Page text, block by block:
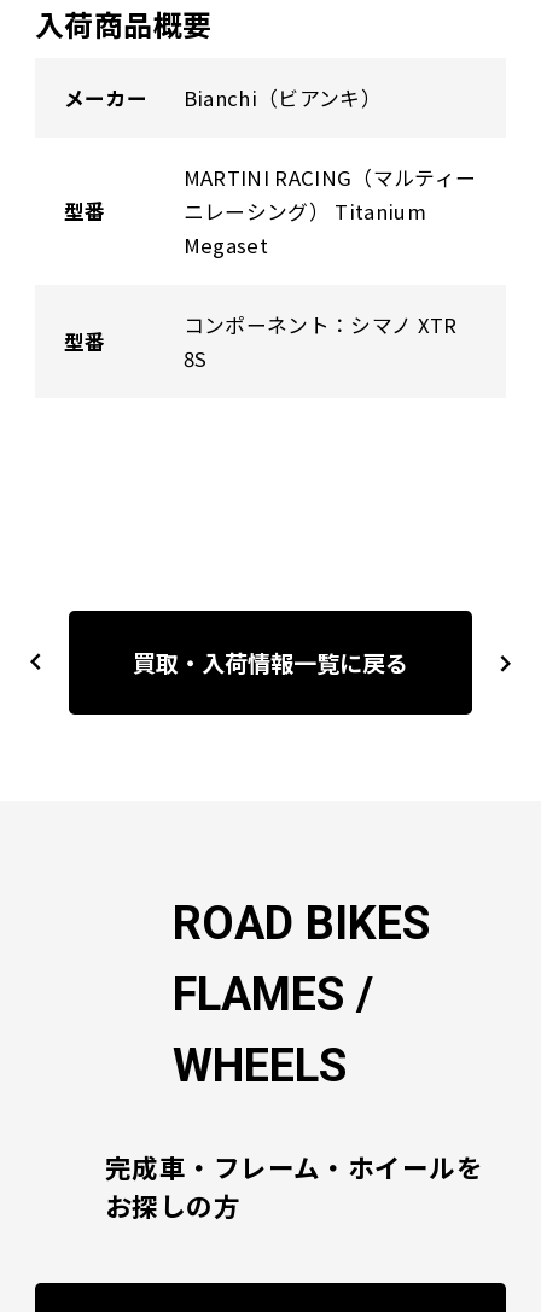
入荷商品概要
メーカー Bianchi（ビアンキ）
型番
MARTINI RACING（マルティー
ニレーシング） Titanium
Megaset
型番
コンポーネント：シマノ XTR
8S
稿
previous next
買取・入荷情報一覧に戻る
ROAD BIKES
FLAMES /
WHEELS
完成車・フレーム・ホイールを
お探しの方